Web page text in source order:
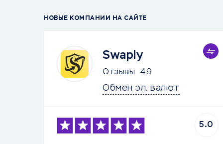
НОВЫЕ КОМПАНИИ НА САЙТЕ
Swaply
Отзывы 49
Обмен эл. валют
5.0